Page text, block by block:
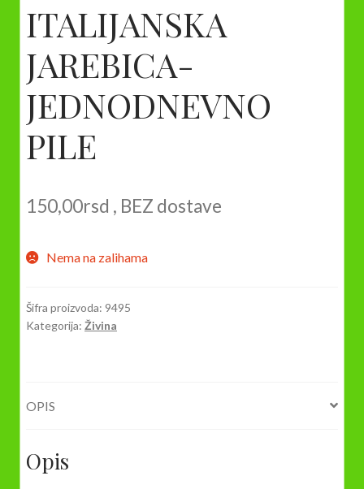
ITALIJANSKA
JAREBICA-
JEDNODNEVNO
PILE
150,00rsd , BEZ dostave
Nema na zalihama
Šifra proizvoda: 9495
Kategorija: Živina
OPIS
Opis